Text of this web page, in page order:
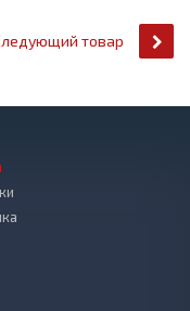
товар